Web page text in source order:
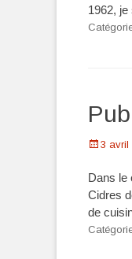
1962, je
Posté
3 avril
Dans le
Cidres
de